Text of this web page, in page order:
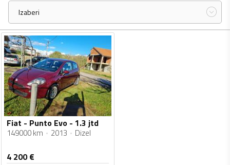
Izaberi
Fiat - Punto Evo - 1.3 jtd
149000 km 2013 Dizel
4 200€